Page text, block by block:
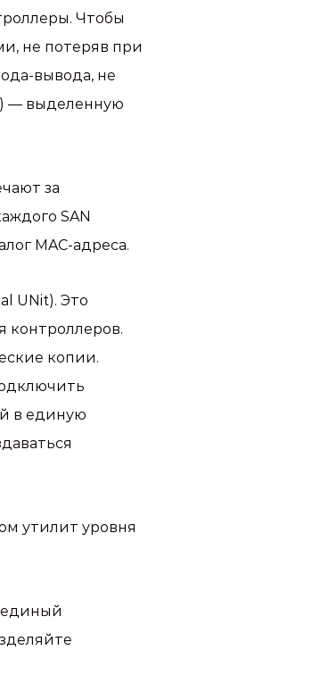
Чтобы
не потеряв при
вывода, не
— выделенную
за
SAN
MAC-адреса.
UNit). Это
контроллеров.
копии.
в единую
утилит уровня
единый